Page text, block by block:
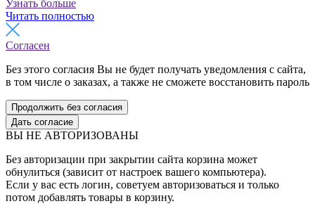
Узнать больше
Читать полностью
Согласен
Без этого согласия Вы не будет получать уведомления с сайта,
в том числе о заказах, а также не сможете восстановить пароль
Продолжить без согласия
Дать согласие
ВЫ НЕ АВТОРИЗОВАНЫ
Без авторизации при закрытии сайта корзина может
обнулиться (зависит от настроек вашего компьютера).
Если у вас есть логин, советуем авторизоваться и только
потом добавлять товары в корзину.